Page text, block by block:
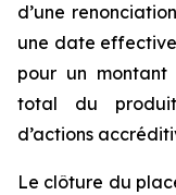
d’une
une date
pour un
total du
d’actions
Le clôture du